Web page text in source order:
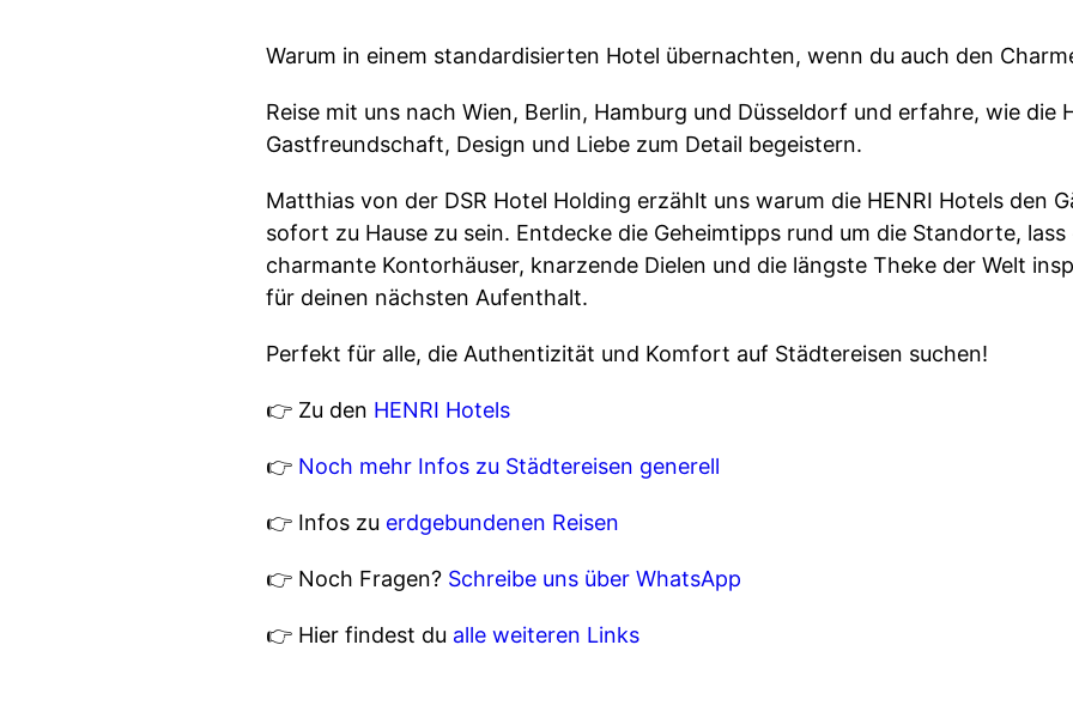
Warum in einem standardisierten Hotel übernachten, wenn du auch den
Reise mit uns nach Wien, Berlin, Hamburg und Düsseldorf und erfahre, wie die
Gastfreundschaft, Design und Liebe zum Detail begeistern.
Matthias von der DSR Hotel Holding erzählt uns warum die HENRI Hotels den
sofort zu Hause zu sein. Entdecke die Geheimtipps rund um die Standorte,
charmante Kontorhäuser, knarzende Dielen und die längste Theke der Welt
für deinen nächsten Aufenthalt.
Perfekt für alle, die Authentizität und Komfort auf Städtereisen suchen!
👉 Zu den HENRI Hotels
👉 Noch mehr Infos zu Städtereisen generell
👉 Infos zu erdgebundenen Reisen
👉 Noch Fragen? Schreibe uns über WhatsApp
👉 Hier findest du alle weiteren Links